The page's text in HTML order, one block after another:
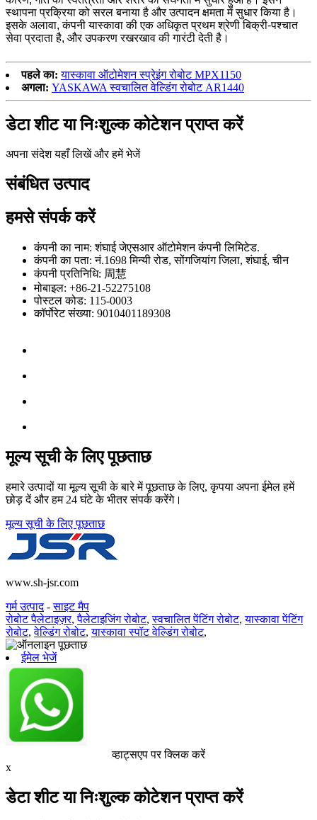
स्थापना प्रक्रिया को सरल बनाया है और उत्पादन क्षमता में सुधार किया है।
इसके अलावा, कंपनी यास्कावा की एक अधिकृत प्रथम श्रेणी बिक्री-पश्चात
सेवा प्रदाता है, और उपकरण रखरखाव की गारंटी देती है।
पहले का: यास्कावा ऑटोमेशन स्प्रेइंग रोबोट MPX1150
अगला: YASKAWA स्वचालित वेल्डिंग रोबोट AR1440
डेटा शीट या निःशुल्क कोटेशन प्राप्त करें
अपना संदेश यहाँ लिखें और हमें भेजें
संबंधित उत्पाद
हमसे संपर्क करें
कंपनी का नाम: शंघाई जेएसआर ऑटोमेशन कंपनी लिमिटेड.
कंपनी का पता: नं.1698 मिन्यी रोड, सोंगजियांग जिला, शंघाई, चीन
कंपनी प्रतिनिधि: 周慧
मोबाइल: +86-21-52275108
पोस्टल कोड: 115-0003
कॉर्पोरेट संख्या: 9010401189308
मूल्य सूची के लिए पूछताछ
हमारे उत्पादों या मूल्य सूची के बारे में पूछताछ के लिए, कृपया अपना ईमेल हमें
छोड़ दें और हम 24 घंटे के भीतर संपर्क करेंगे।
मूल्य सूची के लिए पूछताछ
www.sh-jsr.com
गर्म उत्पाद-साइट मैप
रोबोट पैलेटाइज़र,पैलेटाइजिंग रोबोट,स्वचालित पेंटिंग रोबोट,यास्कावा पेंटिंग
रोबोट,वेल्डिंग रोबोट,यास्कावा स्पॉट वेल्डिंग रोबोट,
ईमेल भेजें
व्हाट्सएप पर क्लिक करें
x
डेटा शीट या निःशुल्क कोटेशन प्राप्त करें